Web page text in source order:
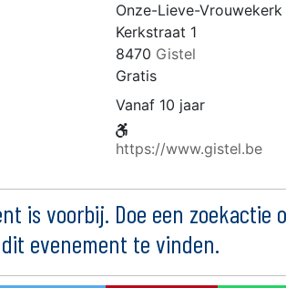
Onze-Lieve-Vrouwekerk
Kerkstraat 1
8470 Gistel
Gratis
Vanaf 10 jaar
https://www.gistel.be
is voorbij. Doe een zoekactie
evenement te vinden.